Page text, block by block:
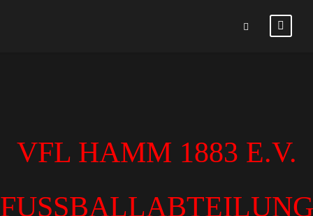
VFL HAMM 1883 E.V.
FUSSBALLABTEILUNG